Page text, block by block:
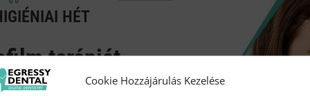
Cookie Hozzájárulás Kezelése
HÉT
terápiát